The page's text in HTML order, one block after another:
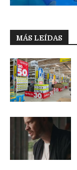
MÁS LEÍDAS